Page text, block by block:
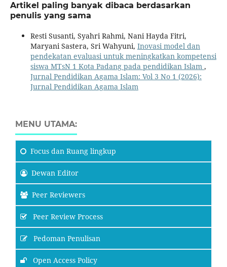
Artikel paling banyak dibaca berdasarkan
penulis yang sama
Resti Susanti, Syahri Rahmi, Nani Hayda Fitri,
Maryani Sastera, Sri Wahyuni, Inovasi model dan
pendekatan evaluasi untuk meningkatkan kompetensi
siswa MTsN 1 Kota Padang pada pendidikan Islam ,
Jurnal Pendidikan Agama Islam: Vol 3 No 1 (2026):
Jurnal Pendidikan Agama Islam
MENU UTAMA:
Focus dan Ruang lingkup
Dewan Editor
Peer Reviewers
Peer Review Process
Pedoman Penulisan
Open Access Policy